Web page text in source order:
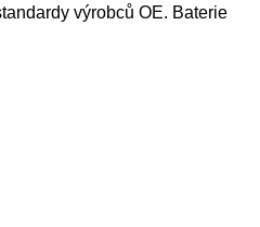
výrobců OE. Baterie